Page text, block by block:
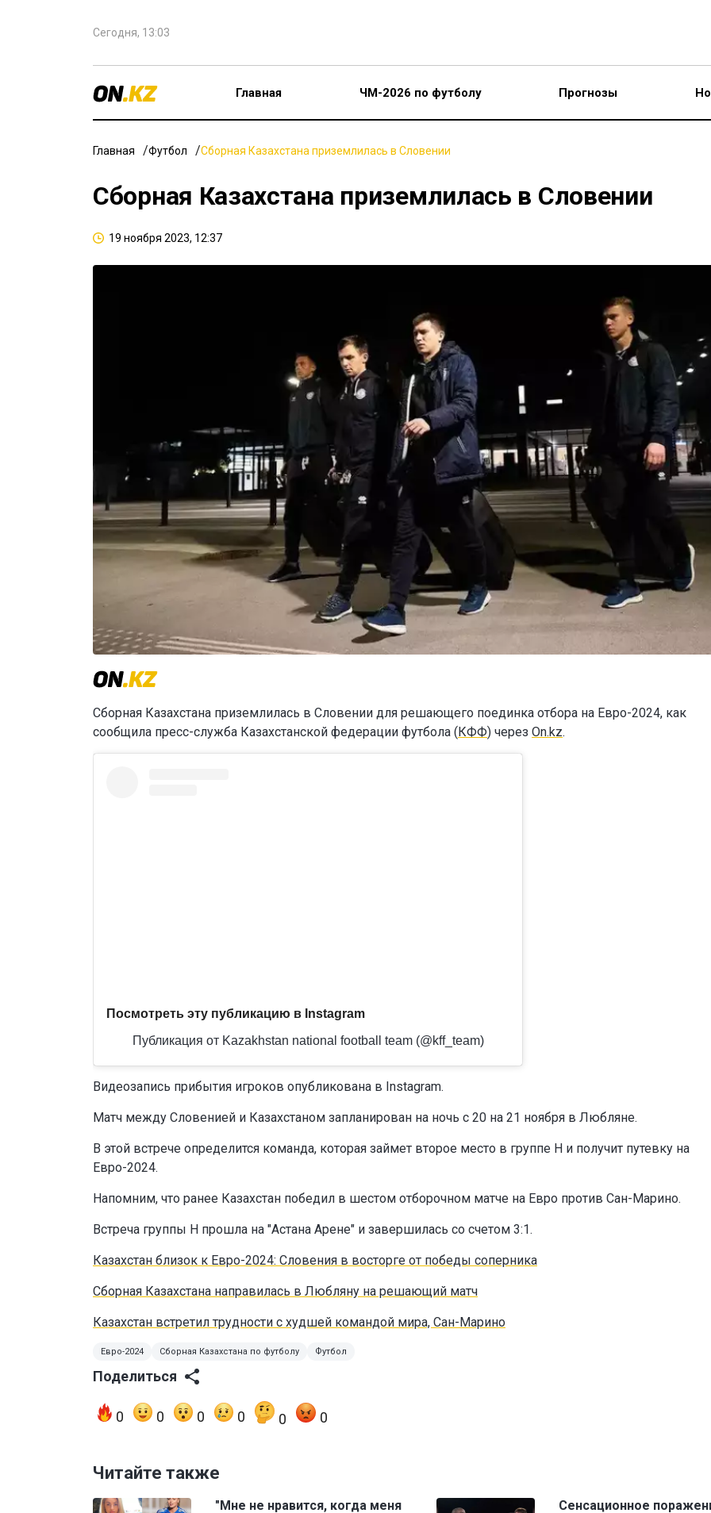
Сегодня, 13:03
Главная ЧМ-2026 по футболу Прогнозы
Главная Футбол Сборная Казахстана приземлилась в Словении
Сборная Казахстана приземлилась в Словении
19 ноября 2023, 12:37
Сборная Казахстана приземлилась в Словении для решающего поединка отбора на Евро-2024, как
сообщила пресс-служба Казахстанской федерации футбола (КФФ) через On.kz.
Посмотреть эту публикацию в Instagram
Публикация от Kazakhstan national football team (@kff_team)
Видеозапись прибытия игроков опубликована в Instagram.
Матч между Словенией и Казахстаном запланирован на ночь с 20 на 21 ноября в Любляне.
В этой встрече определится команда, которая займет второе место в группе Н и получит путевку на
Евро-2024.
Напомним, что ранее Казахстан победил в шестом отборочном матче на Евро против Сан-Марино.
Встреча группы H прошла на "Астана Арене" и завершилась со счетом 3:1.
Казахстан близок к Евро-2024: Словения в восторге от победы соперника
Сборная Казахстана направилась в Любляну на решающий матч
Казахстан встретил трудности с худшей командой мира, Сан-Марино
Евро-2024 Сборная Казахстана по футболу Футбол
Поделиться
0 0 0 0 0 0
Читайте также
"Мне не нравится, когда меня
Сенсационное